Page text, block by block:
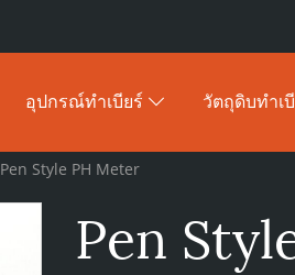
อุปกรณ์ทำเบียร์ วัตถุดิบทำเ
Pen Style PH Meter
Pen